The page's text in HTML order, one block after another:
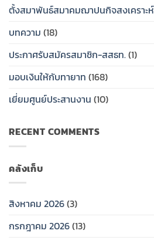
ทรัพย์
สงเคราะห์
ให้
กับ
(สสธท.)
งาน
ออม
ทรัพย์
ป้าย
ครอบครัว
สวัสดิการ
ออม
สาธารณสุข
ที่
ตั้งสมาพันธ์สมาคมฌาปนกิจสงเคราะห์
บทความ (18)
ประกาศรับสมัครสมาชิก-สสธท.(1)
มอบเงินให้กับทายาท (168)
เยี่ยมศูนย์ประสานงาน (10)
RECENT COMMENTS
คลังเก็บ
สิงหาคม 2026(3)
กรกฎาคม 2026(13)